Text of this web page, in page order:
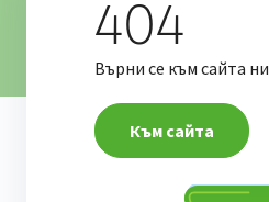
404
Върни се към сайта ни
Към сайта